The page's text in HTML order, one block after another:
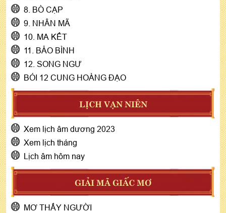
8. BÒ CẠP
9. NHÂN MÃ
10. MA KẾT
11. BẢO BÌNH
12. SONG NGƯ
BÓI 12 CUNG HOÀNG ĐẠO
LỊCH VẠN NIÊN
Xem lịch âm dương 2023
Xem lịch tháng
Lịch âm hôm nay
GIẢI MÃ GIẤC MƠ
MƠ THẤY NGƯỜI